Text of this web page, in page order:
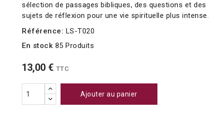
sélection de passages bibliques, des questions et des
sujets de réflexion pour une vie spirituelle plus intense.
Référence: LS-T020
En stock 85 Produits
13,00 € TTC
Ajouter au panier